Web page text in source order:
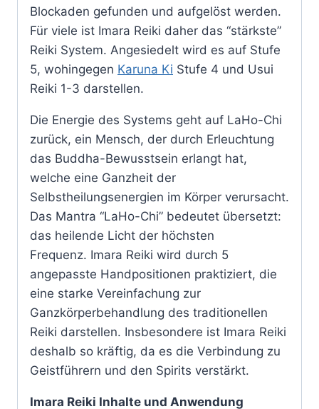
Blockaden gefunden und aufgelöst werden.
Für viele ist Imara Reiki daher das “stärkste”
Reiki System. Angesiedelt wird es auf Stufe
5, wohingegen Karuna Ki Stufe 4 und Usui
Reiki 1-3 darstellen.
Die Energie des Systems geht auf LaHo-Chi
zurück, ein Mensch, der durch Erleuchtung
das Buddha-Bewusstsein erlangt hat,
welche eine Ganzheit der
Selbstheilungsenergien im Körper verursacht.
Das Mantra “LaHo-Chi” bedeutet übersetzt:
das heilende Licht der höchsten
Frequenz. Imara Reiki wird durch 5
angepasste Handpositionen praktiziert, die
eine starke Vereinfachung zur
Ganzkörperbehandlung des traditionellen
Reiki darstellen. Insbesondere ist Imara Reiki
deshalb so kräftig, da es die Verbindung zu
Geistführern und den Spirits verstärkt.
Imara Reiki Inhalte und Anwendung